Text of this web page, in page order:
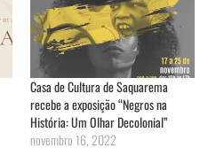
Casa de Cultura de Saquarema
recebe a exposição “Negros na
História: Um Olhar Decolonial”
novembro 16, 2022